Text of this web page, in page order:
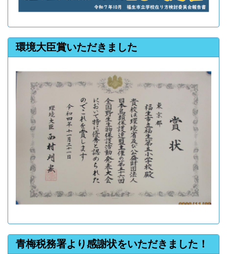
環境大臣賞いただきました
青梅税務署より感謝状をいただきました！